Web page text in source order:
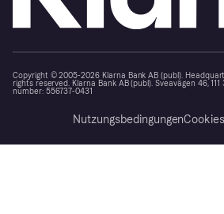
Copyright © 2005-2026 Klarna Bank AB (publ).
rights reserved. Klarna Bank AB (publ). Sveavägen 46,
number: 556737-0431
NutzungsbedingungenCookies